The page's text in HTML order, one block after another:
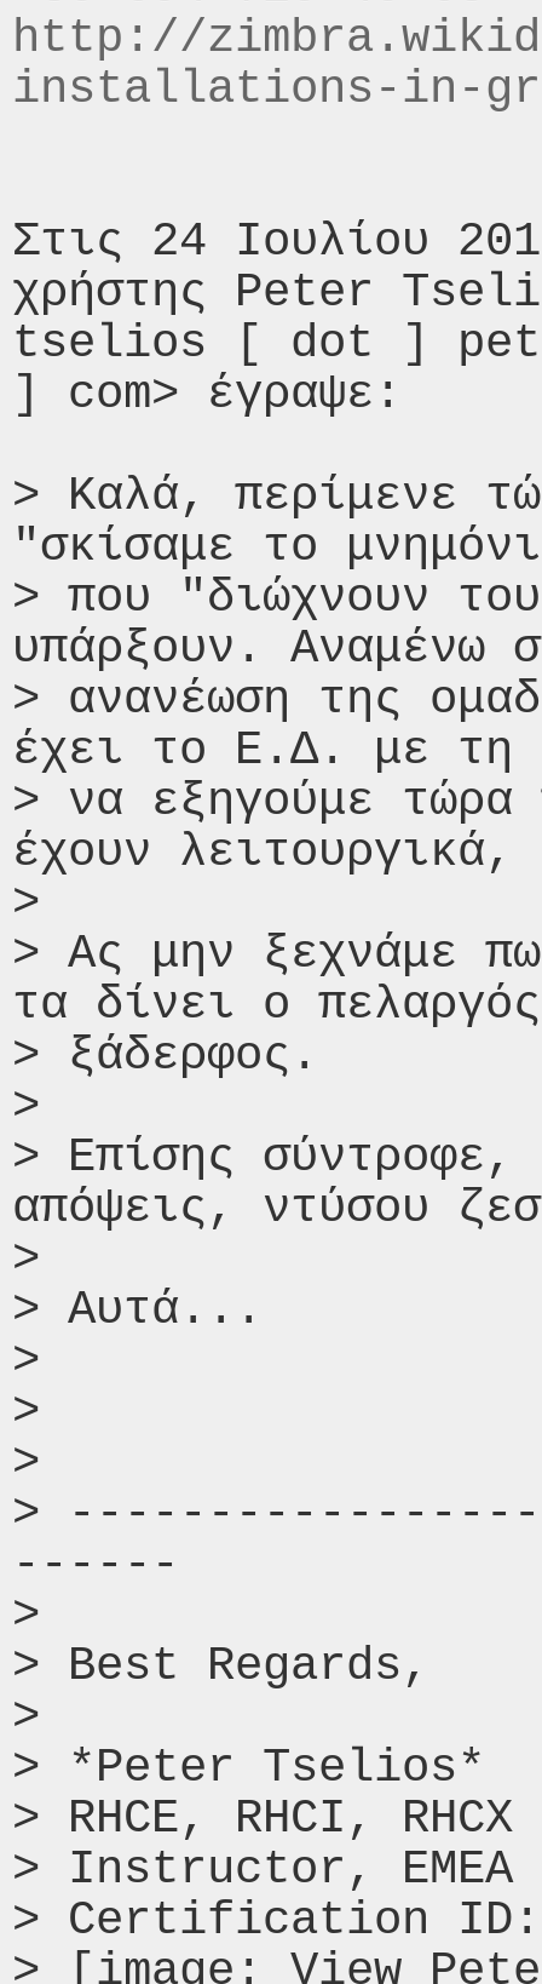
http://
installations-in-
Στις 24 Ιουλίου
χρήστης Peter
tselios [ dot ]
] com> έγραψε:
> Καλά, περίμενε
"σκίσαμε το
> που "διώχνουν
υπάρξουν. Αναμένω
> ανανέωση της
έχει το Ε.Δ. με
> να εξηγούμε τώρα
έχουν
>
> Ας μην ξεχνάμε
τα δίνει ο
> ξάδερφος.
>
> Επίσης σύντροφε,
απόψεις, ντύσου
> ​​
> Αυτά...
>
> ​
>
>
------
> ​
> Best Regards,
>
> *Peter Tselios*
> RHCE, RHCI, RHCX
> Instructor, EMEA
> Certification ID:
> [image: View